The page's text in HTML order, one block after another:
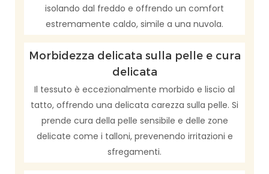
isolando dal freddo e offrendo un comfort
estremamente caldo, simile a una nuvola.
Morbidezza delicata sulla pelle e cura
delicata
Il tessuto è eccezionalmente morbido e liscio al
tatto, offrendo una delicata carezza sulla pelle. Si
prende cura della pelle sensibile e delle zone
delicate come i talloni, prevenendo irritazioni e
sfregamenti.